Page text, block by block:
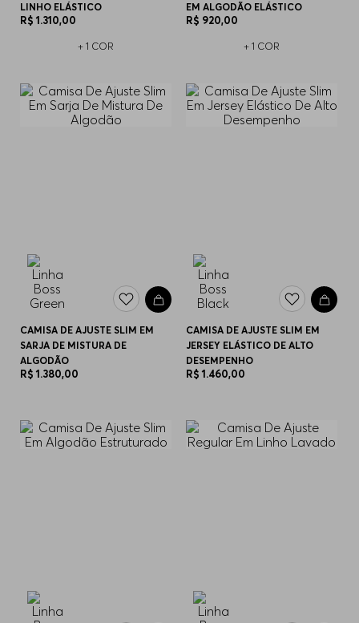
LINHO ELÁSTICO
R$ 1.310,00
+ 1 COR
EM ALGODÃO ELÁSTICO
R$ 920,00
+ 1 COR
CAMISA DE AJUSTE SLIM EM
SARJA DE MISTURA DE
ALGODÃO
R$ 1.380,00
CAMISA DE AJUSTE SLIM EM
JERSEY ELÁSTICO DE ALTO
DESEMPENHO
R$ 1.460,00